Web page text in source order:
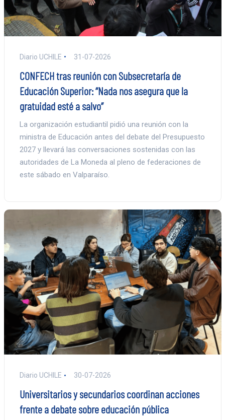
Diario UCHILE 31-07-2026
CONFECH tras reunión con Subsecretaría de
Educación Superior: “Nada nos asegura que la
gratuidad esté a salvo”
La organización estudiantil pidió una reunión con la
ministra de Educación antes del debate del Presupuesto
2027 y llevará las conversaciones sostenidas con las
autoridades de La Moneda al pleno de federaciones de
este sábado en Valparaíso.
Diario UCHILE 30-07-2026
Universitarios y secundarios coordinan acciones
frente a debate sobre educación pública